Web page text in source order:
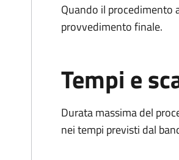
Quando il
provvedimento finale.
Tempi e
Durata massima del
nei tempi previsti dal